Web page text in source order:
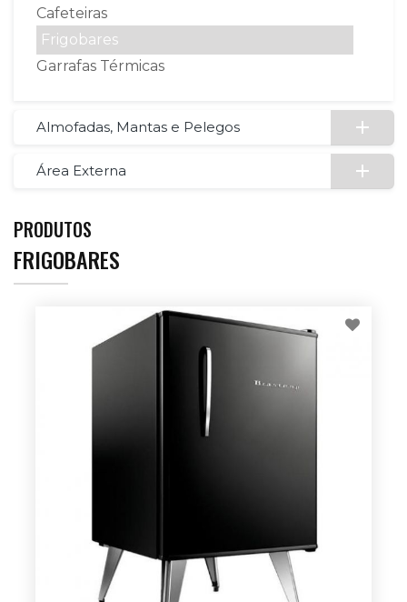
Cafeteiras
Frigobares
Garrafas Térmicas
Almofadas, Mantas e Pelegos
Área Externa
PRODUTOS
FRIGOBARES